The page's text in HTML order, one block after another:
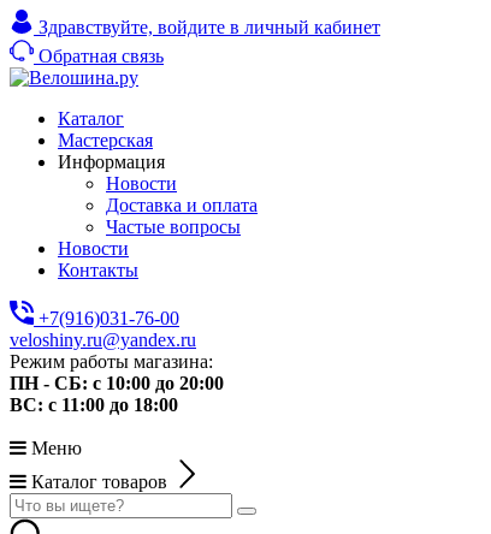
Здравствуйте, войдите в личный кабинет
Обратная связь
Каталог
Мастерская
Информация
Новости
Доставка и оплата
Частые вопросы
Новости
Контакты
+7(916)031-76-00
veloshiny.ru@yandex.ru
Режим работы магазина:
ПН - СБ: с 10:00 до 20:00
ВС: с 11:00 до 18:00
Меню
Каталог товаров